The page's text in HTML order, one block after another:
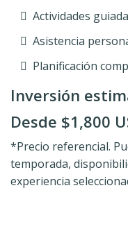
Actividades
Asistencia
Planificación
Inversión
Desde $1,800
*Precio referencial.
temporada,
experiencia